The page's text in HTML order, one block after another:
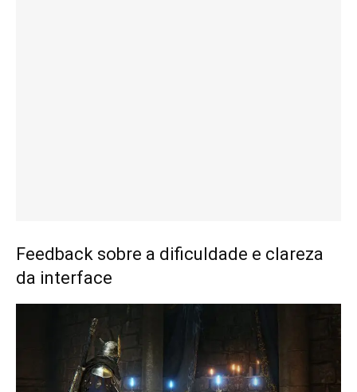
Feedback sobre a dificuldade e clareza
da interface